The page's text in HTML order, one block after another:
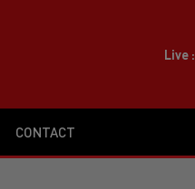
CONTACT
Live :